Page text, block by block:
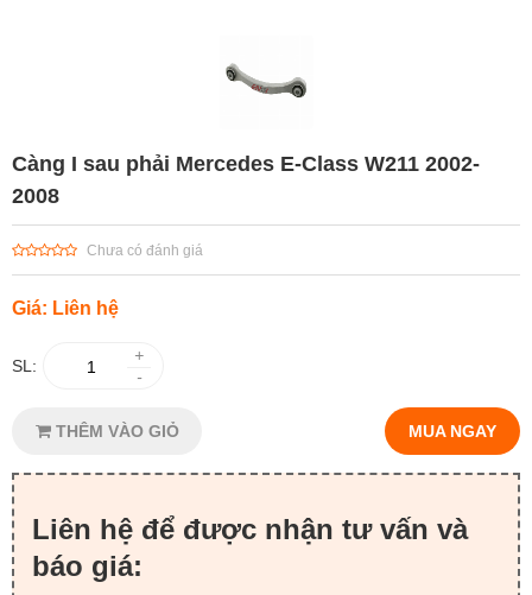
Càng I sau phải Mercedes E-Class W211 2002-
2008
Chưa có đánh giá
Giá: Liên hệ
SL:
+
-
THÊM VÀO GIỎ MUA NGAY
Liên hệ để được nhận tư vấn và
báo giá: